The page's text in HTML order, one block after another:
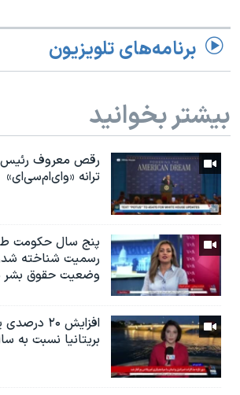
برنامه‌های تلویزیون
بیشتر بخوانید
رقص معروف
ترانه «وای‌ام‌سی‌ای»
پنج سال حکومت
رسمیت شناخته
وضعیت حقوق بشر
افزایش ۲۰
بریتانیا نسبت به